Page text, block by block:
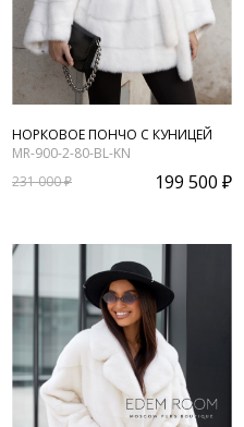
НОРКОВОЕ ПОНЧО С КУНИЦЕЙ
MR-900-2-80-BL-KN
231 000 ₽
199 500 ₽